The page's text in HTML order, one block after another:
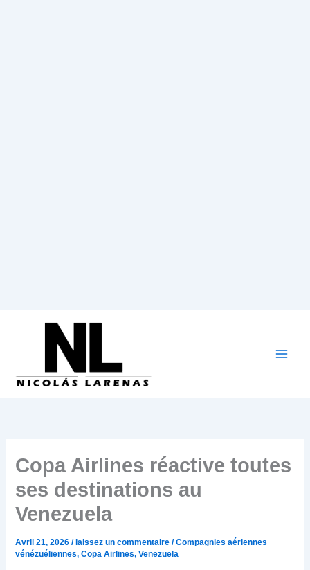
Copa Airlines réactive toutes
ses destinations au
Venezuela
Avril 21, 2026/ laissez un commentaire /Compagnies aériennes
vénézuéliennes,Copa Airlines,Venezuela